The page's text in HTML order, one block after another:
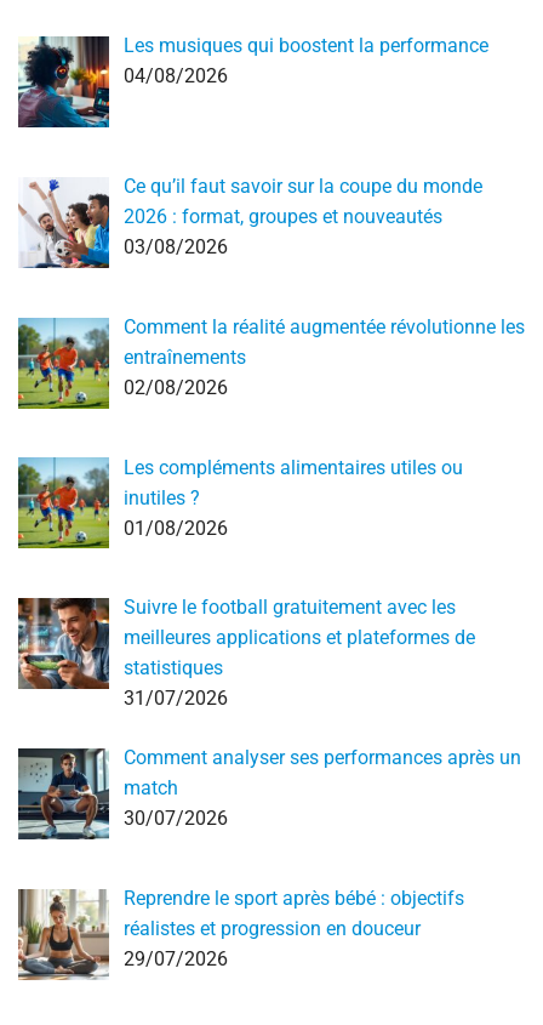
Les musiques qui boostent la performance
04/08/2026
Ce qu’il faut savoir sur la coupe du monde
2026 : format, groupes et nouveautés
03/08/2026
Comment la réalité augmentée révolutionne les
entraînements
02/08/2026
Les compléments alimentaires utiles ou
inutiles ?
01/08/2026
Suivre le football gratuitement avec les
meilleures applications et plateformes de
statistiques
31/07/2026
Comment analyser ses performances après un
match
30/07/2026
Reprendre le sport après bébé : objectifs
réalistes et progression en douceur
29/07/2026